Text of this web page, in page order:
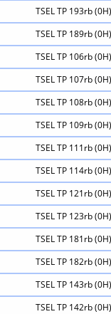
TSEL TP 193rb (0H)
TSEL TP 189rb (0H)
TSEL TP 106rb (0H)
TSEL TP 107rb (0H)
TSEL TP 108rb (0H)
TSEL TP 109rb (0H)
TSEL TP 111rb (0H)
TSEL TP 114rb (0H)
TSEL TP 121rb (0H)
TSEL TP 123rb (0H)
TSEL TP 181rb (0H)
TSEL TP 182rb (0H)
TSEL TP 143rb (0H)
TSEL TP 142rb (0H)